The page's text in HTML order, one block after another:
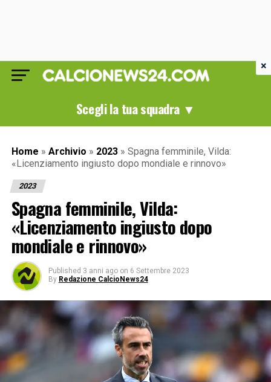
Scegli la tua squadra ▼
Home » Archivio » 2023 » Spagna femminile, Vilda:
«Licenziamento ingiusto dopo mondiale e rinnovo»
2023
Spagna femminile, Vilda:
«Licenziamento ingiusto dopo
mondiale e rinnovo»
Published 3 anni ago on 6 Settembre 2023
By Redazione CalcioNews24
×